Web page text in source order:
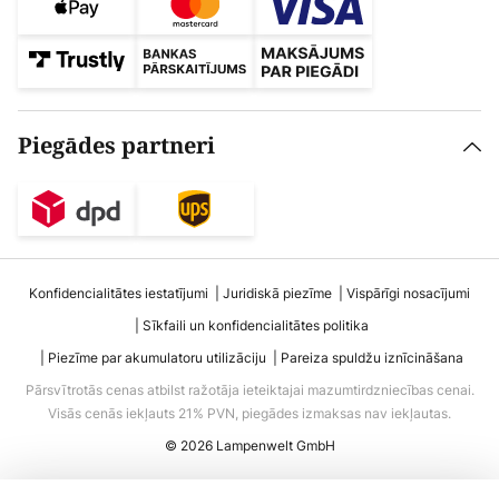
Piegādes partneri
Konfidencialitātes iestatījumi Juridiskā piezīme
Vispārīgi nosacījumi
Sīkfaili un konfidencialitātes politika
Piezīme par akumulatoru utilizāciju
Pareiza spuldžu iznīcināšana
Pārsvītrotās cenas atbilst ražotāja ieteiktajai mazumtirdzniecības cenai.
Visās cenās iekļauts 21% PVN, piegādes izmaksas nav iekļautas.
© 2026 Lampenwelt GmbH